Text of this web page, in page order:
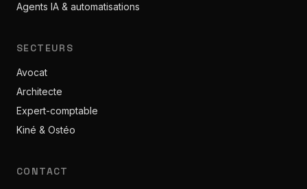
Agents IA & automatisations
SECTEURS
Avocat
Architecte
Expert-comptable
Kiné & Ostéo
CONTACT